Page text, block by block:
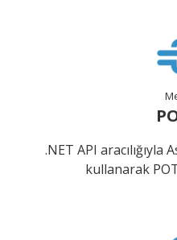
.NET API
kullanarak